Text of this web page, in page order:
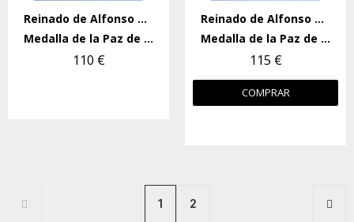
Reinado de Alfonso XIII
Medalla de la Paz de Marruecos
110 €
Reinado de Alfonso XIII
Medalla de la Paz de Marruecos
115 €
COMPRAR
1 2